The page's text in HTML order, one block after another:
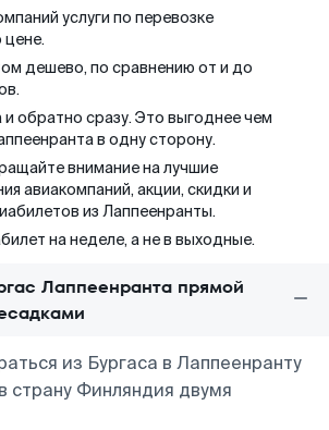
услуги по перевозке
цене.
дешево, по сравнению от и до
и обратно сразу. Это выгоднее чем
в одну сторону.
внимание на лучшие
авиакомпаний, акции, скидки и
из Лаппеенранты.
на неделе, а не в выходные.
Лаппеенранта прямой
из Бургаса в Лаппеенранту
страну Финляндия двумя